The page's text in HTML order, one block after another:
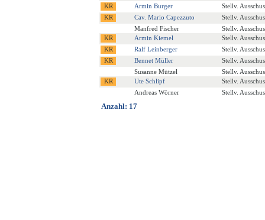
Armin Burger
Stellv.
Cav. Mario Capezzuto
Stellv.
Manfred Fischer
Stellv.
Armin Kiemel
Stellv.
Ralf Leinberger
Stellv.
Bennet Müller
Stellv.
Susanne Mützel
Stellv.
Ute Schlipf
Stellv.
Andreas Wörner
Stellv.
Anzahl: 17